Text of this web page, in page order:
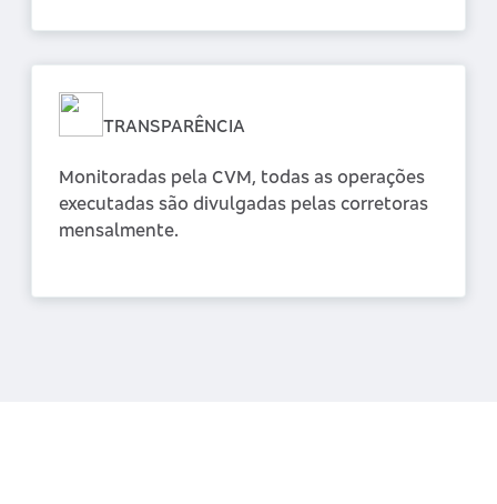
TRANSPARÊNCIA
Monitoradas pela CVM, todas as operações
executadas são divulgadas pelas corretoras
mensalmente.